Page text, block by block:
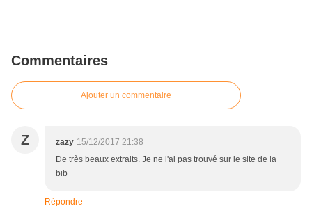
Commentaires
Ajouter un commentaire
Z zazy 15/12/2017 21:38
De très beaux extraits. Je ne l'ai pas trouvé sur le site de la
bib
Répondre